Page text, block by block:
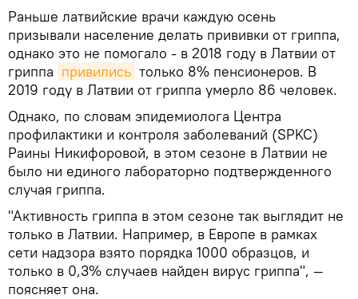
Раньше латвийские врачи каждую осень
призывали население делать прививки от гриппа,
однако это не помогало - в 2018 году в Латвии от
гриппа привились только 8% пенсионеров. В
2019 году в Латвии от гриппа умерло 86 человек.
Однако, по словам эпидемиолога Центра
профилактики и контроля заболеваний (SPKC)
Раины Никифоровой, в этом сезоне в Латвии не
было ни единого лабораторно подтвержденного
случая гриппа.
"Активность гриппа в этом сезоне так выглядит не
только в Латвии. Например, в Европе в рамках
сети надзора взято порядка 1000 образцов, и
только в 0,3% случаев найден вирус гриппа", —
поясняет она.